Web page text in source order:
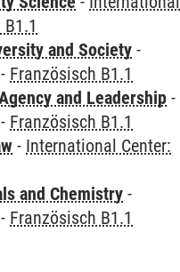
and Society -
- Französisch B1.1
and Leadership -
- Französisch B1.1
- International Center:
and Chemistry -
- Französisch B1.1